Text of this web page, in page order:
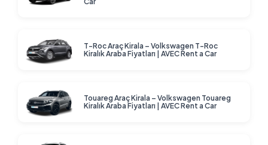
T-Roc Araç Kirala – Volkswagen T-Roc
Kiralık Araba Fiyatları | AVEC Rent a Car
Touareg Araç Kirala – Volkswagen Touareg
Kiralık Araba Fiyatları | AVEC Rent a Car